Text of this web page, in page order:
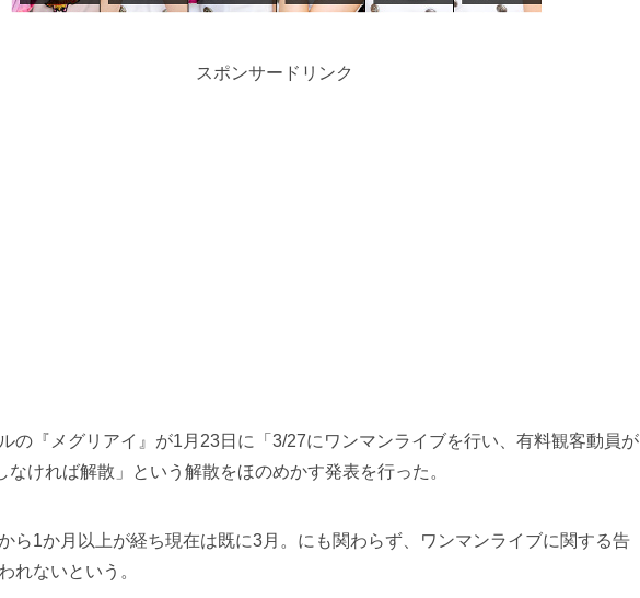
スポンサードリンク
の『メグリアイ』が1月23日に「3/27にワンマンライブを行い、有料観客動員が
なければ解散」という解散をほのめかす発表を行った。
ら1か月以上が経ち現在は既に3月。にも関わらず、ワンマンライブに関する告
れないという。